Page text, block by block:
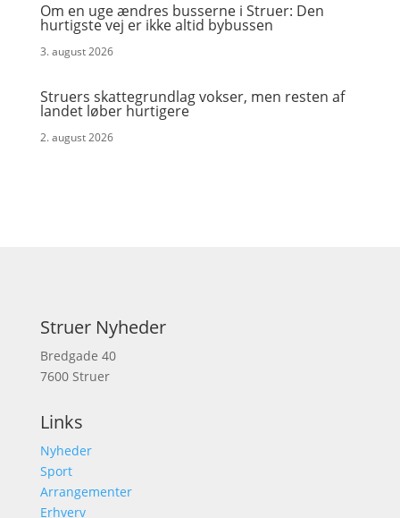
Om en uge ændres busserne i Struer: Den
hurtigste vej er ikke altid bybussen
3. august 2026
Struers skattegrundlag vokser, men resten af
landet løber hurtigere
2. august 2026
Struer Nyheder
Bredgade 40
7600 Struer
Links
Nyheder
Sport
Arrangementer
Erhverv